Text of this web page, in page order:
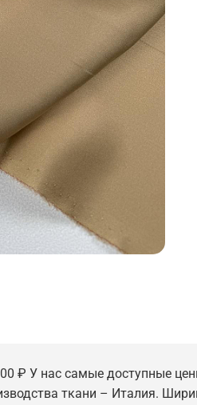
₽ У нас самые доступные
ткани – Италия.